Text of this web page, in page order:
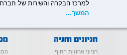
למרכז הבקרה והשירות של חברת
המשך...
חניוני אחוזות החוף